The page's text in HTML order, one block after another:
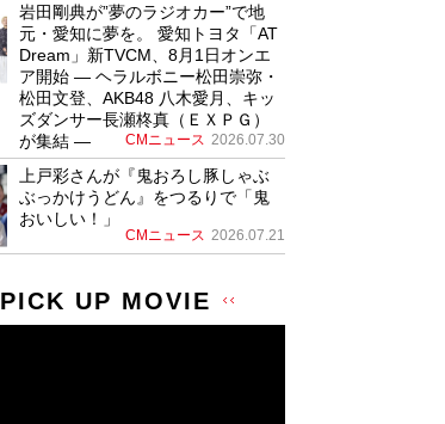
岩田剛典が”夢のラジオカー”で地
元・愛知に夢を。 愛知トヨタ「AT
Dream」新TVCM、8月1日オンエ
ア開始 ― ヘラルボニー松田崇弥・
松田文登、AKB48 八木愛月、キッ
ズダンサー長瀬柊真（ＥＸＰＧ）
が集結 ―
CMニュース 2026.07.30
上戸彩さんが『鬼おろし豚しゃぶ
ぶっかけうどん』をつるりで「鬼
おいしい！」
CMニュース 2026.07.21
PICK UP MOVIE